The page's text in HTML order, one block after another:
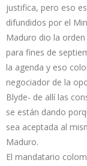
justifica, pero eso
difundidos por el
Maduro dio la
para fines de
la agenda y eso
negociador de la
Blyde- de allí las
se están dando
sea aceptada al
Maduro.
El mandatario